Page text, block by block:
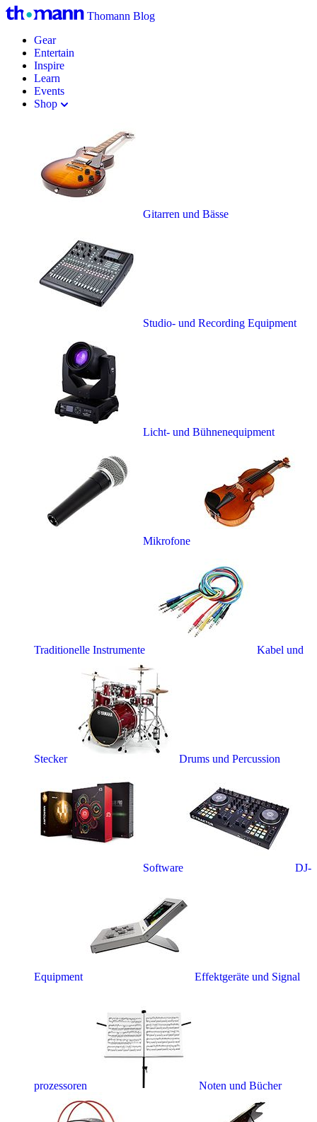
Thomann Blog
Gear
Entertain
Inspire
Learn
Events
Shop
Gitarren und Bässe
Studio- und Recording Equipment
Licht- und Bühnenequipment
Mikrofone
Traditionelle Instrumente Kabel und
Stecker Drums und Percussion
Software DJ-
Equipment Effektgeräte und Signal
prozessoren Noten und Bücher